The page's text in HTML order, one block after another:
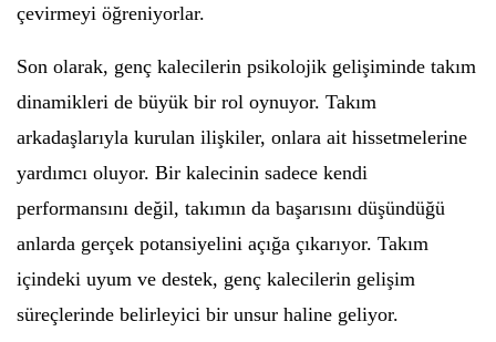
çevirmeyi öğreniyorlar.
Son olarak, genç kalecilerin psikolojik gelişiminde takım
dinamikleri de büyük bir rol oynuyor. Takım
arkadaşlarıyla kurulan ilişkiler, onlara ait hissetmelerine
yardımcı oluyor. Bir kalecinin sadece kendi
performansını değil, takımın da başarısını düşündüğü
anlarda gerçek potansiyelini açığa çıkarıyor. Takım
içindeki uyum ve destek, genç kalecilerin gelişim
süreçlerinde belirleyici bir unsur haline geliyor.